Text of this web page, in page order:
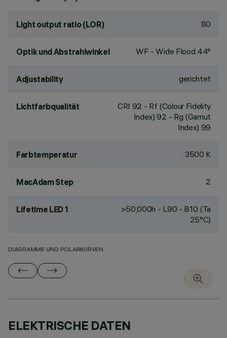
Light output ratio (LOR) 80
Optik und Abstrahlwinkel WF - Wide Flood 44°
Adjustability gerichtet
Lichtfarbqualität CRI 92 - Rf (Colour Fidelity
Index) 92 - Rg (Gamut
Index) 99
Farbtemperatur 3500 K
MacAdam Step 2
Lifetime LED 1
>50,000h - L90 - B10 (Ta
25°C)
DIAGRAMME UND POLARKURVEN
ELEKTRISCHE DATEN